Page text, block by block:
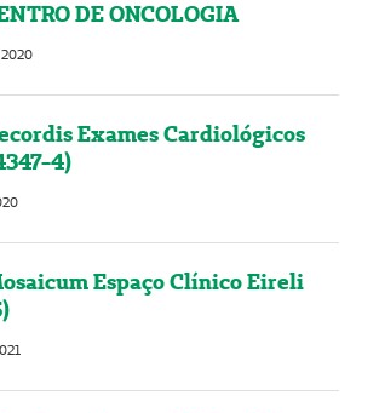
DE ONCOLOGIA
2020
Exames Cardiológicos
4)
Espaço Clínico Eireli